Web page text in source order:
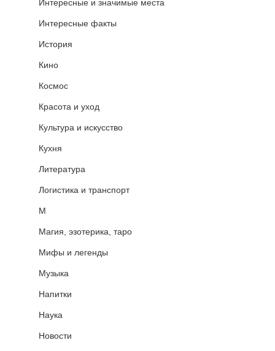
Интересные и значимые места
Интересные факты
История
Кино
Космос
Красота и уход
Культура и искусство
Кухня
Литература
Логистика и транспорт
М
Магия, эзотерика, таро
Мифы и легенды
Музыка
Напитки
Наука
Новости